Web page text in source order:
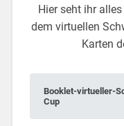
Hier seht ihr
dem virtuellen
Karten
Booklet-virtueller-
Cup